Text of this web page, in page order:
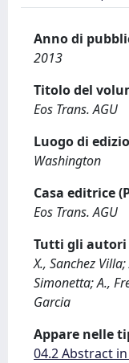
Anno di
2013
Titolo del
Eos Trans. AGU
Luogo di
Washington
Casa editrice
Eos Trans. AGU
Tutti gli autori
X., Sanchez
Simonetta; A.,
Garcia
Appare nelle
04.2 Abstract